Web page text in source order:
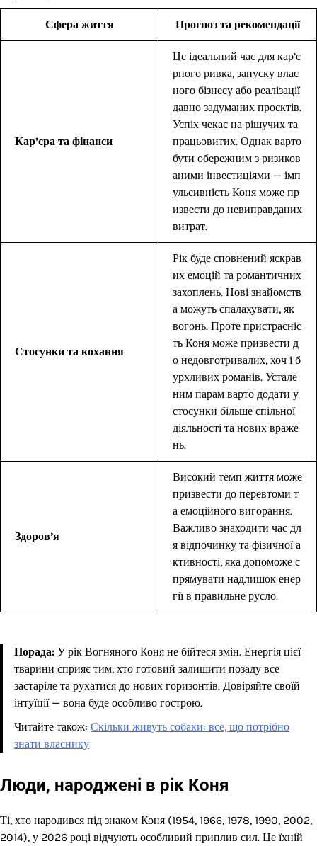
Сфера життя Прогноз та рекомендації
Кар’єра та фінанси
Це ідеальний час для кар’є
рного ривка, запуску влас
ного бізнесу або реалізації
давно задуманих проєктів.
Успіх чекає на рішучих та
працьовитих. Однак варто
бути обережним з ризиков
аними інвестиціями — імп
ульсивність Коня може пр
извести до невиправданих
витрат.
Стосунки та кохання
Рік буде сповнений яскрав
их емоцій та романтичних
захоплень. Нові знайомств
а можуть спалахувати, як
вогонь. Проте пристрасніс
ть Коня може призвести д
о недовготривалих, хоч і б
урхливих романів. Устале
ним парам варто додати у
стосунки більше спільної
діяльності та нових враже
нь.
Здоров’я
Високий темп життя може
призвести до перевтоми т
а емоційного вигорання.
Важливо знаходити час дл
я відпочинку та фізичної а
ктивності, яка допоможе с
прямувати надлишок енер
гії в правильне русло.
Порада: У рік Вогняного Коня не бійтеся змін. Енергія цієї
тварини сприяє тим, хто готовий залишити позаду все
застаріле та рухатися до нових горизонтів. Довіряйте своїй
інтуїції — вона буде особливо гострою.
Читайте також: Скільки живуть собаки: все, що потрібно
знати власнику
Люди, народжені в рік Коня
Ті, хто народився під знаком Коня (1954, 1966, 1978, 1990, 2002,
2014), у 2026 році відчують особливий приплив сил. Це їхній